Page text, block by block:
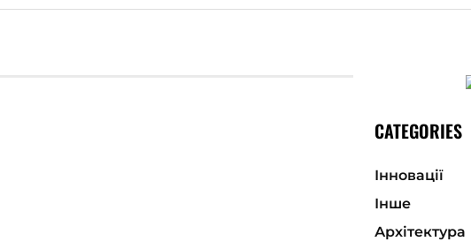
CATEGORIES
Інновації
Інше
Архітектура